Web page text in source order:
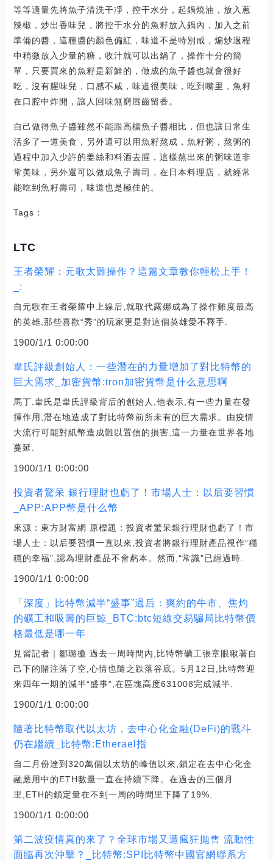
等等適量先將魚子清洗干凈，控干水分，起鍋燒油，放入蔥
辣椒，炒出香味兒，將控干水分的魚籽放入鍋內，加入之前
準備的醬，這種醬的顏色偏紅，味道不是特別咸，煸炒過程
中稍微放入少量的糖，收汁就可以出鍋了，操作十分的簡
單，只要買來的魚籽是新鮮的，做成的魚子醬也就會很好
吃，沒有腥味兒，口感不咸，味道很美味，吃到嘴里，魚籽
在口腔中炸開，讓人回味無窮唇齒留香。
自己做得魚子醬雖然不能跟高檔魚子醬相比，但也讓日常生
活多了一道美食，另外還可以用魚籽熬成，魚籽粥，熬粥的
過程中加入少許的姜絲和料酒去腥，這樣熬出來的粥味道非
常美味，另外還可以做成魚子壽司，在日本料理店，就經常
能吃到魚籽壽司，味道也是極佳的。
Tags：
LTC
王者榮耀：元歌太難操作？這篇文章教你輕松上手！
_:
自元歌在王者榮耀中上線后,就取代露娜成為了操作難度最高
的英雄,那些喜歡“秀”的玩家更是對這個英雄愛不釋手.
1900/1/1 0:00:00
韋氏評級創始人：一些潛在的力量增加了對比特幣的
巨大需求_加密貨幣:tron加密貨幣是什么意思啊
馬丁.韋氏是韋氏評級背后的創始人,他表示,有一些力量在發
揮作用,潛在地造成了對比特幣前所未有的巨大需求。由疫情
大流行可能對紙幣造成難以置信的損害,這一力量在世界各地
蔓延.
1900/1/1 0:00:00
投資者驚呆 銀行理財也虧了！市場人士：以后要習慣
_APP:APP幣是什么幣
來源：東方財富網 原標題：投資者驚呆銀行理財也虧了！市
場人士：以后要習慣一直以來,投資者將銀行理財產品視作“穩
穩的幸福”,認為理財產品不會虧本。然而,“常識”已經過時.
1900/1/1 0:00:00
「深度」比特幣減半“盛事”過后：爽約的牛市、焦灼
的礦工和吸籌的巨鯨_BTC:btc短線交易騙局比特幣價
格最低是哪一年
見習記者｜鄒璐徽 過去一周時間內,比特幣礦工張章眼瞅著自
己下的賭注落了空,心情也隨之跌落谷底。5月12日,比特幣迎
來四年一期的減半“盛事”,在區塊高度631008完成減半.
1900/1/1 0:00:00
隨著比特幣取代以太坊，去中心化金融(DeFi)的戰斗
仍在繼續_比特幣:Etherael指
自二月份達到320萬個以太坊的峰值以來,鎖定在去中心化金
融應用中的ETH數量一直在持續下降。在過去的三個月
里,ETH的鎖定量在不到一周的時間里下降了19%.
1900/1/1 0:00:00
第二波疫情真的來了？全球市場又遭瘋狂拋售 流動性
面臨再次沖擊？_比特幣:SPI比特幣中國官網聯系方